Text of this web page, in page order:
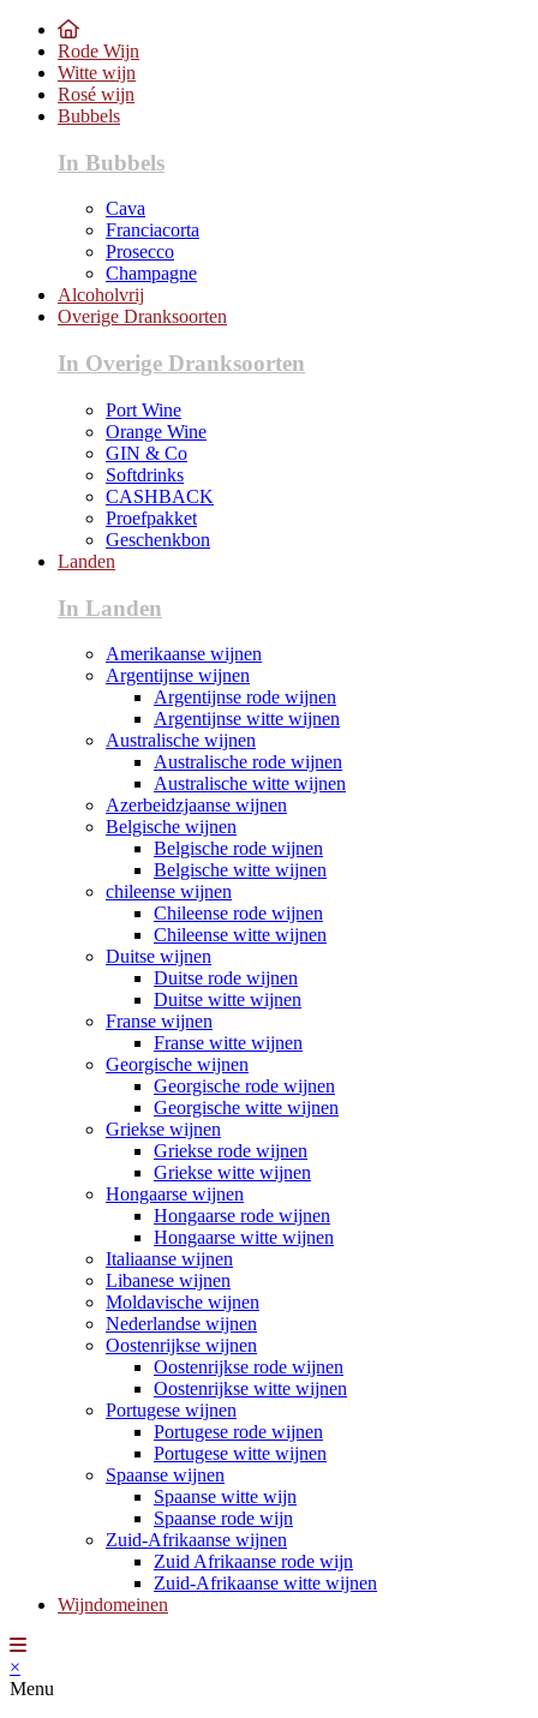
Rode Wijn
Witte wijn
Rosé wijn
Bubbels
In Bubbels
Cava
Franciacorta
Prosecco
Champagne
Alcoholvrij
Overige Dranksoorten
In Overige Dranksoorten
Port Wine
Orange Wine
GIN & Co
Softdrinks
CASHBACK
Proefpakket
Geschenkbon
Landen
In Landen
Amerikaanse wijnen
Argentijnse wijnen
Argentijnse rode wijnen
Argentijnse witte wijnen
Australische wijnen
Australische rode wijnen
Australische witte wijnen
Azerbeidzjaanse wijnen
Belgische wijnen
Belgische rode wijnen
Belgische witte wijnen
chileense wijnen
Chileense rode wijnen
Chileense witte wijnen
Duitse wijnen
Duitse rode wijnen
Duitse witte wijnen
Franse wijnen
Franse witte wijnen
Georgische wijnen
Georgische rode wijnen
Georgische witte wijnen
Griekse wijnen
Griekse rode wijnen
Griekse witte wijnen
Hongaarse wijnen
Hongaarse rode wijnen
Hongaarse witte wijnen
Italiaanse wijnen
Libanese wijnen
Moldavische wijnen
Nederlandse wijnen
Oostenrijkse wijnen
Oostenrijkse rode wijnen
Oostenrijkse witte wijnen
Portugese wijnen
Portugese rode wijnen
Portugese witte wijnen
Spaanse wijnen
Spaanse witte wijn
Spaanse rode wijn
Zuid-Afrikaanse wijnen
Zuid Afrikaanse rode wijn
Zuid-Afrikaanse witte wijnen
Wijndomeinen
×
Menu